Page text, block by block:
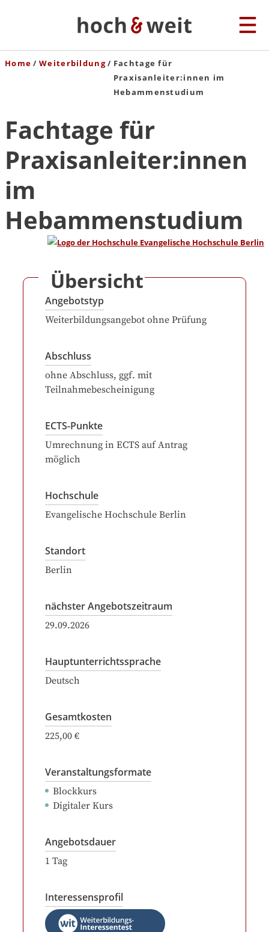
Home Weiterbildung
Fachtage für
Praxisanleiter:innen im
Hebammenstudium
Fachtage für
Praxisanleiter:innen
im
Hebammenstudium
Übersicht
Angebotstyp
Weiterbildungsangebot ohne Prüfung
Abschluss
ohne Abschluss, ggf. mit
Teilnahmebescheinigung
ECTS-Punkte
Umrechnung in ECTS auf Antrag
möglich
Hochschule
Evangelische Hochschule Berlin
Standort
Berlin
nächster Angebotszeitraum
29.09.2026
Hauptunterrichtssprache
Deutsch
Gesamtkosten
225,00 €
Veranstaltungsformate
Blockkurs
Digitaler Kurs
Angebotsdauer
1 Tag
Interessensprofil